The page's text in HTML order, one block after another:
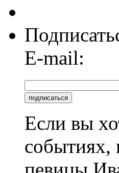
E-mail:
Если вы
событиях,